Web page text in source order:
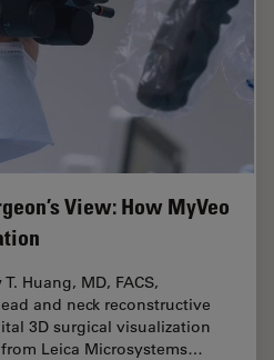
View: How MyVeo
Huang, MD, FACS,
and neck reconstructive
3D surgical visualization
Leica Microsystems…